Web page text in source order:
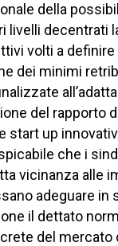
della
livelli decentrati
volti a definire
dei minimi
del rapporto
start up
che i
vicinanza alle
adeguare in
il dettato
del mercato